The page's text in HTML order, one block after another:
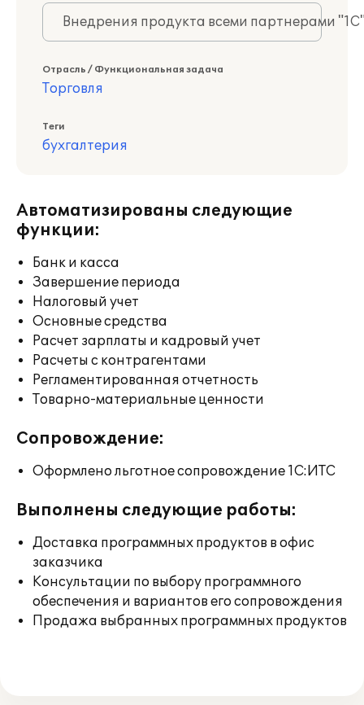
Внедрения продукта всеми партнерами
Отрасль / Функциональная задача
Торговля
Теги
бухгалтерия
Автоматизированы следующие
функции:
Банк и касса
Завершение периода
Налоговый учет
Основные средства
Расчет зарплаты и кадровый учет
Расчеты с контрагентами
Регламентированная отчетность
Товарно-материальные ценности
Сопровождение:
Оформлено льготное сопровождение 1С:ИТС
Выполнены следующие работы:
Доставка программных продуктов в офис
заказчика
Консультации по выбору программного
обеспечения и вариантов его сопровождения
Продажа выбранных программных продуктов